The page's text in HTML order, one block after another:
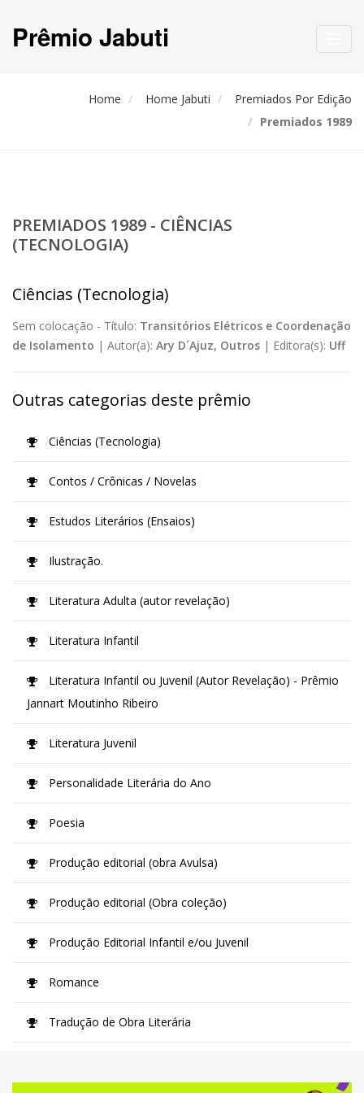
Prêmio Jabuti
Home Home Jabuti
Premiados Por Edição
Premiados 1989
PREMIADOS 1989 - CIÊNCIAS
(TECNOLOGIA)
Ciências (Tecnologia)
Sem colocação - Título: Transitórios Elétricos e Coordenação
de Isolamento | Autor(a): Ary D´Ajuz, Outros | Editora(s): Uff
Outras categorias deste prêmio
Ciências (Tecnologia)
Contos / Crônicas / Novelas
Estudos Literários (Ensaios)
Ilustração.
Literatura Adulta (autor revelação)
Literatura Infantil
Literatura Infantil ou Juvenil (Autor Revelação) - Prêmio
Jannart Moutinho Ribeiro
Literatura Juvenil
Personalidade Literária do Ano
Poesia
Produção editorial (obra Avulsa)
Produção editorial (Obra coleção)
Produção Editorial Infantil e/ou Juvenil
Romance
Tradução de Obra Literária